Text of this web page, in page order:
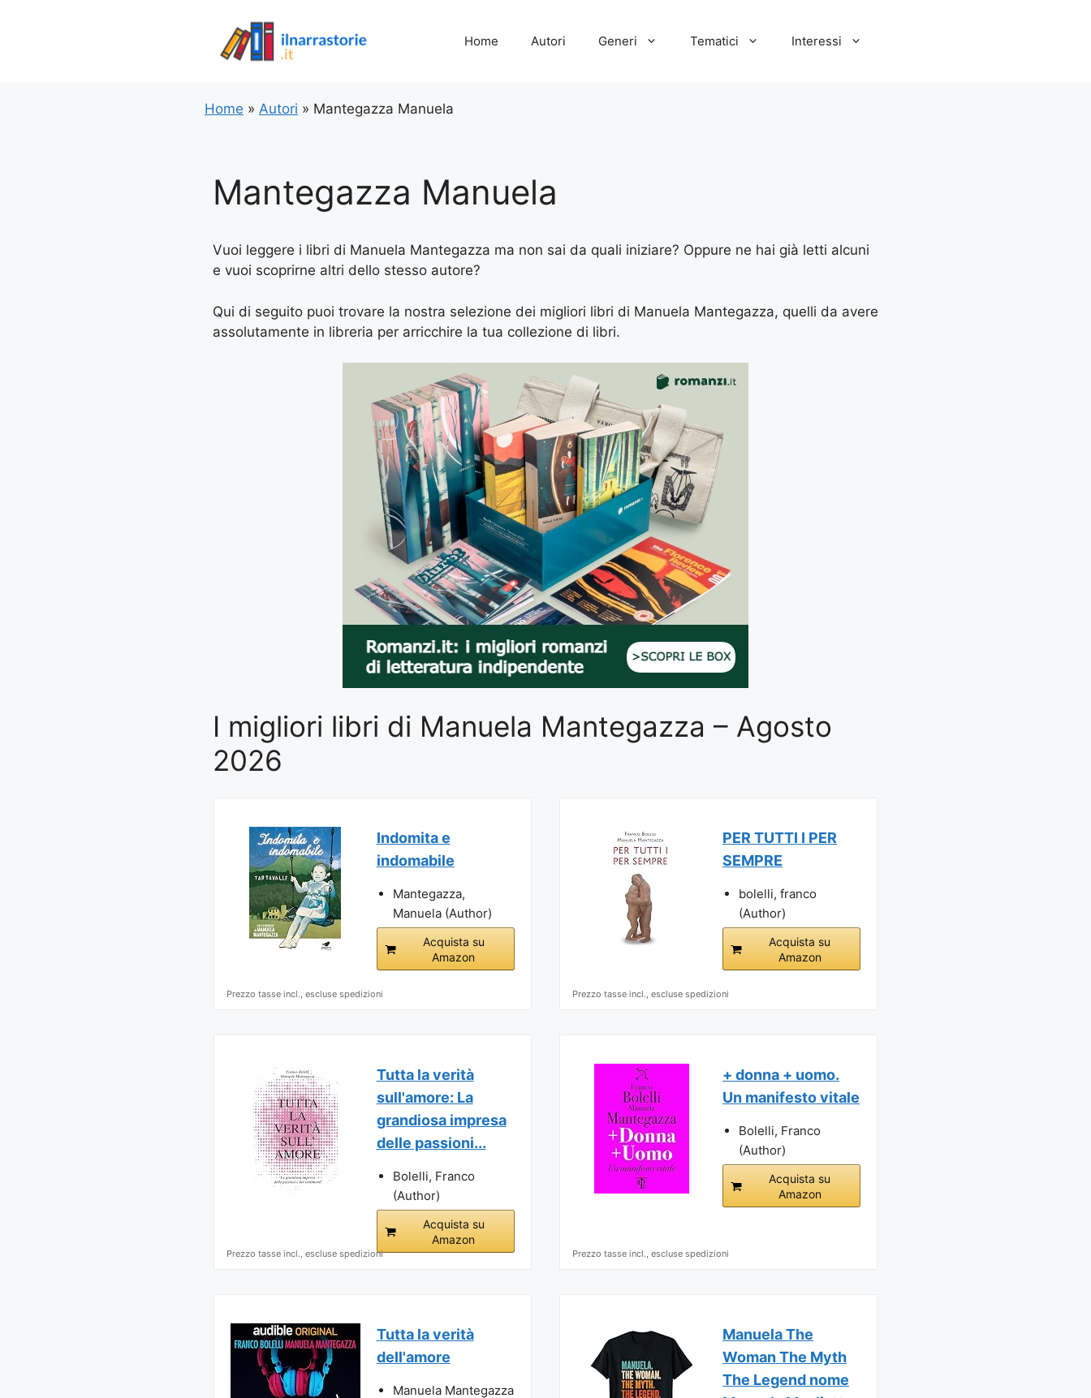
Home Autori Generi Tematici Interessi
Home » Autori » Mantegazza Manuela
Mantegazza Manuela
Vuoi leggere i libri di Manuela Mantegazza ma non sai da quali iniziare? Oppure ne hai già letti alcuni
e vuoi scoprirne altri dello stesso autore?
Qui di seguito puoi trovare la nostra selezione dei migliori libri di Manuela Mantegazza, quelli da avere
assolutamente in libreria per arricchire la tua collezione di libri.
I migliori libri di Manuela Mantegazza – Agosto
2026
Indomita e
indomabile
Mantegazza,
Manuela (Author)
Acquista su
Amazon
Prezzo tasse incl., escluse spedizioni
PER TUTTI I PER
SEMPRE
bolelli, franco
(Author)
Acquista su
Amazon
Prezzo tasse incl., escluse spedizioni
Tutta la verità
sull'amore: La
grandiosa impresa
delle passioni...
Bolelli, Franco
(Author)
Acquista su
Amazon
Prezzo tasse incl., escluse spedizioni
+ donna + uomo.
Un manifesto vitale
Bolelli, Franco
(Author)
Acquista su
Amazon
Prezzo tasse incl., escluse spedizioni
Tutta la verità
dell'amore
Manuela Mantegazza
Manuela The
Woman The Myth
The Legend nome